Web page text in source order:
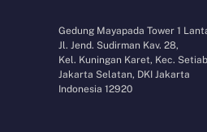
Gedung Mayapada Tower 1
Jl. Jend. Sudirman Kav. 28,
Kel. Kuningan Karet, Kec.
Jakarta Selatan, DKI Jakarta
Indonesia 12920